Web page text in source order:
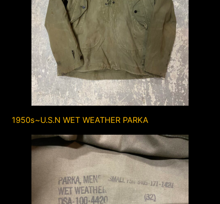
1950s~U.S.N WET WEATHER PARKA